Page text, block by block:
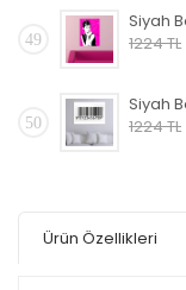
49
1224 TL
50
1224 TL
Ürün Özellikleri